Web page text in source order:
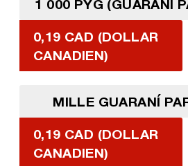
1 000 PYG (GUARANÍ
0,19 CAD (DOLLAR
CANADIEN)
MILLE GUARANÍ
0,19 CAD (DOLLAR
CANADIEN)